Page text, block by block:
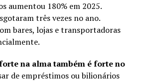
aumentou 180% em 2025.
três vezes no ano.
bares, lojas e transportadoras
na alma também é forte no
de empréstimos ou bilionários